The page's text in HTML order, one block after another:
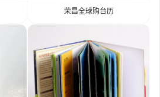
荣昌全球购台历